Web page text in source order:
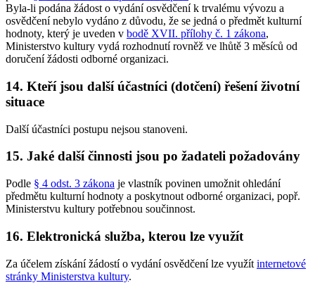
Byla-li podána žádost o vydání osvědčení k trvalému vývozu a
osvědčení nebylo vydáno z důvodu, že se jedná o předmět kulturní
hodnoty, který je uveden v bodě XVII. přílohy č. 1 zákona,
Ministerstvo kultury vydá rozhodnutí rovněž ve lhůtě 3 měsíců od
doručení žádosti odborné organizaci.
14. Kteří jsou další účastníci (dotčení) řešení životní
situace
Další účastníci postupu nejsou stanoveni.
15. Jaké další činnosti jsou po žadateli požadovány
Podle § 4 odst. 3 zákona je vlastník povinen umožnit ohledání
předmětu kulturní hodnoty a poskytnout odborné organizaci, popř.
Ministerstvu kultury potřebnou součinnost.
16. Elektronická služba, kterou lze využít
Za účelem získání žádostí o vydání osvědčení lze využít internetové
stránky Ministerstva kultury.